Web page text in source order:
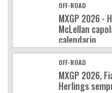
OFF-ROAD
MXGP 2026 -
McLellan
calendario
OFF-ROAD
MXGP 2026,
Herlings